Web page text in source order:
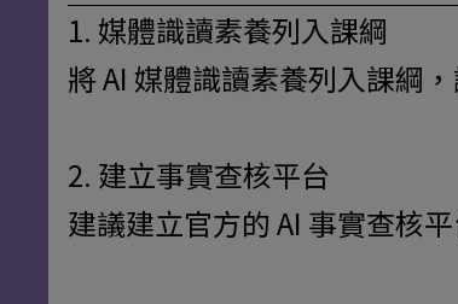
1. 媒體識讀素養列入課綱
將AI 媒體識讀素養列入課綱
2. 建立事實查核平台
建議建立官方的 AI 事實查核